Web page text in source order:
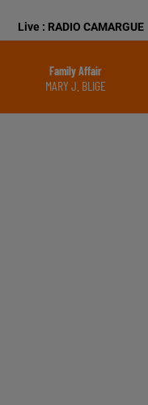
Live : RADIO CAMARGUE
Family Affair
MARY J. BLIGE